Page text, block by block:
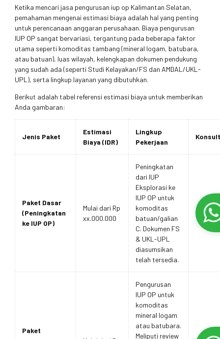
Ketika mencari jasa pengurusan iup op Kalimantan Selatan,
pemahaman mengenai estimasi biaya adalah hal yang penting
untuk perencanaan anggaran perusahaan. Biaya pengurusan
IUP OP sangat bervariasi, tergantung pada beberapa faktor
utama seperti komoditas tambang (mineral logam, batubara,
atau batuan), luas wilayah, kelengkapan dokumen pendukung
yang sudah ada (seperti Studi Kelayakan/FS dan AMDAL/UKL-
UPL), serta lingkup layanan yang dibutuhkan.
Berikut adalah tabel referensi estimasi biaya untuk memberikan
Anda gambaran:
Jenis Paket
Estimasi
Biaya (IDR)
Lingkup
Pekerjaan
Paket Dasar
(Peningkatan
ke IUP OP)
Mulai dari Rp
xx.000.000
Peningkatan
dari IUP
Eksplorasi ke
IUP OP untuk
komoditas
batuan/galian
C. Dokumen FS
& UKL-UPL
diasumsikan
telah tersedia.
Paket
Pengurusan
IUP OP untuk
komoditas
mineral logam
atau batubara.
Meliputi review